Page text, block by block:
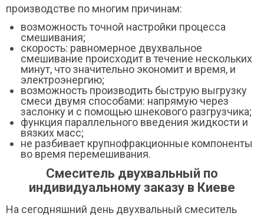
производстве по многим причинам:
возможность точной настройки процесса
смешивания;
скорость: равномерное двухвальное
смешивание происходит в течение нескольких
минут, что значительно экономит и время, и
электроэнергию;
возможность производить быструю выгрузку
смеси двумя способами: напрямую через
заслонку и с помощью шнекового разгрузчика;
функция параллельного введения жидкости и
вязких масс;
не разбивает крупнофракционные компоненты
во время перемешивания.
Смеситель двухвальный по
индивидуальному заказу в Киеве
На сегодняшний день двухвальный смеситель